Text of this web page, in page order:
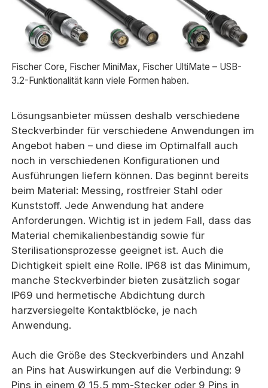
Fischer Core, Fischer MiniMax, Fischer UltiMate – USB-
3.2-Funktionalität kann viele Formen haben.
Lösungsanbieter müssen deshalb verschiedene
Steckverbinder für verschiedene Anwendungen im
Angebot haben – und diese im Optimalfall auch
noch in verschiedenen Konfigurationen und
Ausführungen liefern können. Das beginnt bereits
beim Material: Messing, rostfreier Stahl oder
Kunststoff. Jede Anwendung hat andere
Anforderungen. Wichtig ist in jedem Fall, dass das
Material chemikalienbeständig sowie für
Sterilisationsprozesse geeignet ist. Auch die
Dichtigkeit spielt eine Rolle. IP68 ist das Minimum,
manche Steckverbinder bieten zusätzlich sogar
IP69 und hermetische Abdichtung durch
harzversiegelte Kontaktblöcke, je nach
Anwendung.
Auch die Größe des Steckverbinders und Anzahl
an Pins hat Auswirkungen auf die Verbindung: 9
Pins in einem Ø 15,5 mm-Stecker oder 9 Pins in